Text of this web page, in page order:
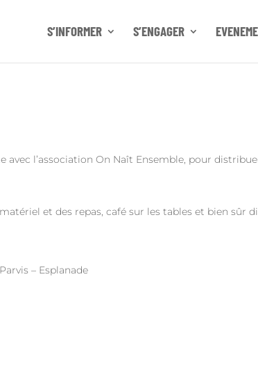
S’INFORMER S’ENGAGER
l’association On Naît Ensemble, pour
et des repas, café sur les tables et bien sûr
– Esplanade